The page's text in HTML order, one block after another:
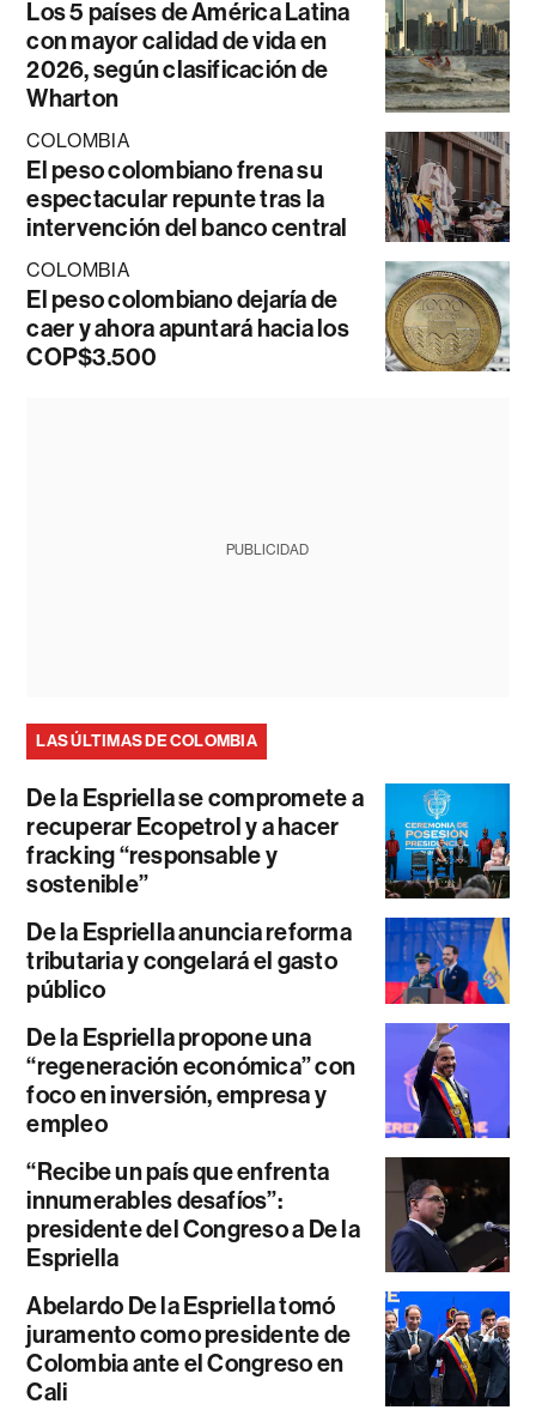
Los 5 países de América Latina
con mayor calidad de vida en
2026, según clasificación de
Wharton
COLOMBIA
El peso colombiano frena su
espectacular repunte tras la
intervención del banco central
COLOMBIA
El peso colombiano dejaría de
caer y ahora apuntará hacia los
COP$3.500
PUBLICIDAD
LAS ÚLTIMAS DE COLOMBIA
De la Espriella se compromete a
recuperar Ecopetrol y a hacer
fracking “responsable y
sostenible”
De la Espriella anuncia reforma
tributaria y congelará el gasto
público
De la Espriella propone una
“regeneración económica” con
foco en inversión, empresa y
empleo
“Recibe un país que enfrenta
innumerables desafíos”:
presidente del Congreso a De la
Espriella
Abelardo De la Espriella tomó
juramento como presidente de
Colombia ante el Congreso en
Cali